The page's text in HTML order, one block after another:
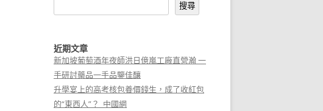
搜尋
近期文章
新加坡葡萄酒年夜師洪日億嵐工廠直營瀚 一
手研討藥品一手品鑒佳釀
升學宴上的高考核包養價錢生，成了收紅包
的“東西人”？_中國網